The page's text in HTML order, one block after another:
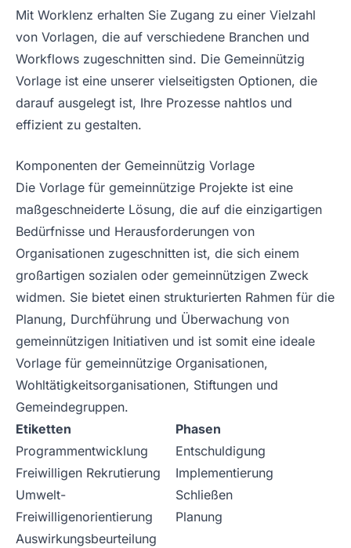
Mit Worklenz erhalten Sie Zugang zu einer Vielzahl
von Vorlagen, die auf verschiedene Branchen und
Workflows zugeschnitten sind. Die Gemeinnützig
Vorlage ist eine unserer vielseitigsten Optionen, die
darauf ausgelegt ist, Ihre Prozesse nahtlos und
effizient zu gestalten.
Komponenten der Gemeinnützig Vorlage
Die Vorlage für gemeinnützige Projekte ist eine
maßgeschneiderte Lösung, die auf die einzigartigen
Bedürfnisse und Herausforderungen von
Organisationen zugeschnitten ist, die sich einem
großartigen sozialen oder gemeinnützigen Zweck
widmen. Sie bietet einen strukturierten Rahmen für die
Planung, Durchführung und Überwachung von
gemeinnützigen Initiativen und ist somit eine ideale
Vorlage für gemeinnützige Organisationen,
Wohltätigkeitsorganisationen, Stiftungen und
Gemeindegruppen.
Etiketten
Programmentwicklung
Freiwilligen Rekrutierung
Umwelt-
Freiwilligenorientierung
Auswirkungsbeurteilung
Phasen
Entschuldigung
Implementierung
Schließen
Planung